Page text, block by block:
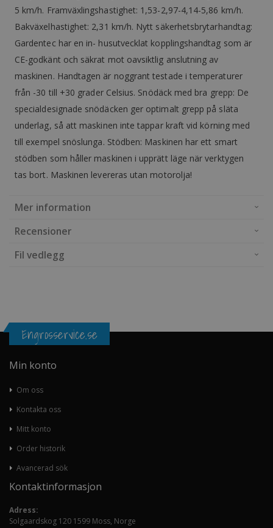
5 km/h. Framväxlingshastighet: 1,53-2,97-4,14-5,86 km/h.
Bakväxelhastighet: 2,31 km/h. Nytt säkerhetsbrytarhandtag:
Gardentec har en in- husutvecklat kopplingshandtag som är
CE-godkänt och säkrat mot oavsiktlig anslutning av
maskinen. Handtagen är noggrant testade i temperaturer
från -30 till +30 grader Celsius. Snödäck med bra grepp: De
specialdesignade snödäcken ger optimalt grepp på släta
underlag, så att maskinen inte tappar kraft vid körning med
till exempel snöslunga. Stödben: Maskinen har ett smart
stödben som håller maskinen i upprätt läge när verktygen
tas bort. Maskinen levereras utan motorolja!
Mer information
Recensioner
Fil vedlegg
Engrosservice.se
Min konto
Om oss
Kontakta oss
Mitt konto
Order historik
Avancerad sök
Kontaktinformasjon
Adress:
Solgaardskog 120 1599 Moss, Norge